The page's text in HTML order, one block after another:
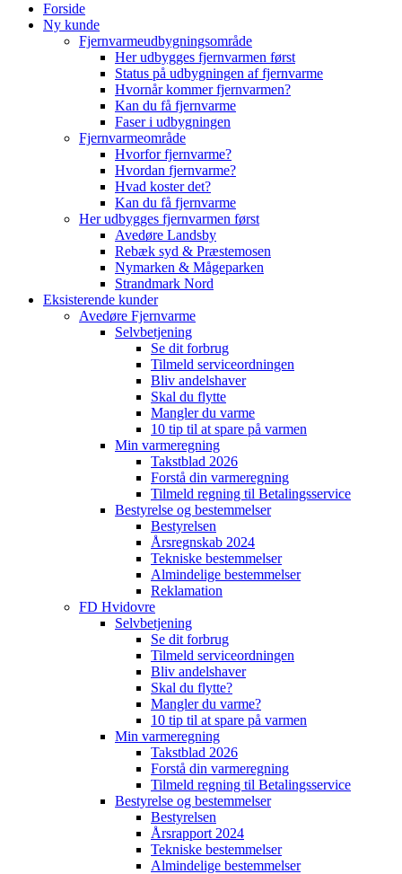
Forside
Ny kunde
Fjernvarmeudbygningsområde
Her udbygges fjernvarmen først
Status på udbygningen af fjernvarme
Hvornår kommer fjernvarmen?
Kan du få fjernvarme
Faser i udbygningen
Fjernvarmeområde
Hvorfor fjernvarme?
Hvordan fjernvarme?
Hvad koster det?
Kan du få fjernvarme
Her udbygges fjernvarmen først
Avedøre Landsby
Rebæk syd & Præstemosen
Nymarken & Mågeparken
Strandmark Nord
Eksisterende kunder
Avedøre Fjernvarme
Selvbetjening
Se dit forbrug
Tilmeld serviceordningen
Bliv andelshaver
Skal du flytte
Mangler du varme
10 tip til at spare på varmen
Min varmeregning
Takstblad 2026
Forstå din varmeregning
Tilmeld regning til Betalingsservice
Bestyrelse og bestemmelser
Bestyrelsen
Årsregnskab 2024
Tekniske bestemmelser
Almindelige bestemmelser
Reklamation
FD Hvidovre
Selvbetjening
Se dit forbrug
Tilmeld serviceordningen
Bliv andelshaver
Skal du flytte?
Mangler du varme?
10 tip til at spare på varmen
Min varmeregning
Takstblad 2026
Forstå din varmeregning
Tilmeld regning til Betalingsservice
Bestyrelse og bestemmelser
Bestyrelsen
Årsrapport 2024
Tekniske bestemmelser
Almindelige bestemmelser